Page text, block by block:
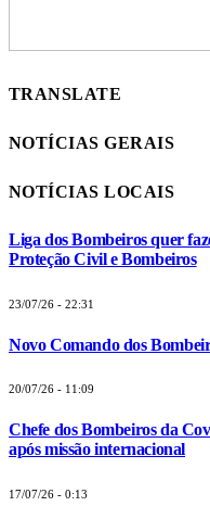
TRANSLATE
NOTÍCIAS GERAIS
NOTÍCIAS LOCAIS
Liga dos Bombeiros quer
Proteção Civil e Bombeiros
23/07/26 - 22:31
Novo Comando dos
20/07/26 - 11:09
Chefe dos Bombeiros da
após missão internacional
17/07/26 - 0:13